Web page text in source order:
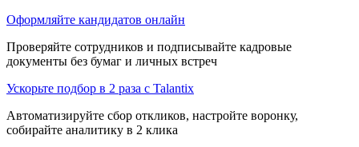
Оформляйте кандидатов онлайн
Проверяйте сотрудников и подписывайте кадровые
документы без бумаг и личных встреч
Ускорьте подбор в 2 раза с Talantix
Автоматизируйте сбор откликов, настройте воронку,
собирайте аналитику в 2 клика